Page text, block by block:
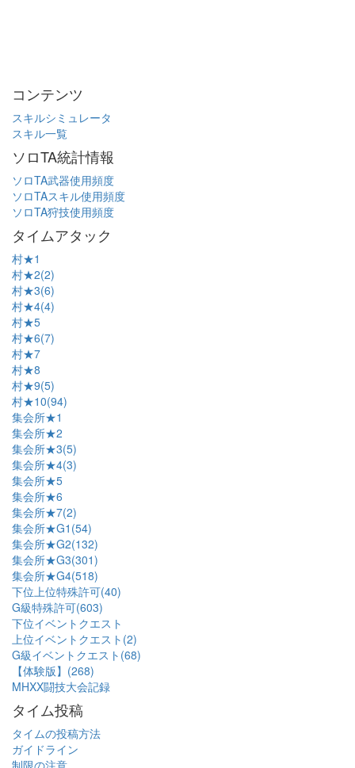
コンテンツ
スキルシミュレータ
スキル一覧
ソロTA統計情報
ソロTA武器使用頻度
ソロTAスキル使用頻度
ソロTA狩技使用頻度
タイムアタック
村★1
村★2(2)
村★3(6)
村★4(4)
村★5
村★6(7)
村★7
村★8
村★9(5)
村★10(94)
集会所★1
集会所★2
集会所★3(5)
集会所★4(3)
集会所★5
集会所★6
集会所★7(2)
集会所★G1(54)
集会所★G2(132)
集会所★G3(301)
集会所★G4(518)
下位上位特殊許可(40)
G級特殊許可(603)
下位イベントクエスト
上位イベントクエスト(2)
G級イベントクエスト(68)
【体験版】(268)
MHXX闘技大会記録
タイム投稿
タイムの投稿方法
ガイドライン
制限の注意